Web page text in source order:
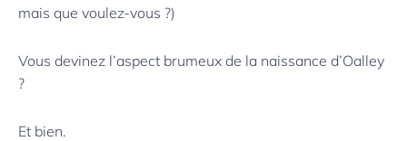
mais que voulez-vous ?)
Vous devinez l’aspect brumeux de la naissance d’Oalley
?
Et bien.